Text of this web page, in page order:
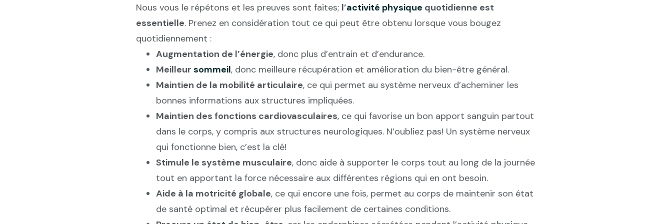
Nous vous le répétons et les preuves sont faites; l’activité physique quotidienne est
essentielle. Prenez en considération tout ce qui peut être obtenu lorsque vous bougez
quotidiennement :
Augmentation de l’énergie, donc plus d’entrain et d’endurance.
Meilleur sommeil, donc meilleure récupération et amélioration du bien-être général.
Maintien de la mobilité articulaire, ce qui permet au système nerveux d’acheminer les
bonnes informations aux structures impliquées.
Maintien des fonctions cardiovasculaires, ce qui favorise un bon apport sanguin partout
dans le corps, y compris aux structures neurologiques. N’oubliez pas! Un système nerveux
qui fonctionne bien, c’est la clé!
Stimule le système musculaire, donc aide à supporter le corps tout au long de la journée
tout en apportant la force nécessaire aux différentes régions qui en ont besoin.
Aide à la motricité globale, ce qui encore une fois, permet au corps de maintenir son état
de santé optimal et récupérer plus facilement de certaines conditions.